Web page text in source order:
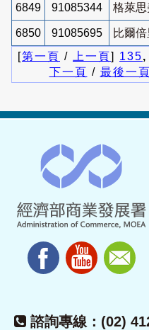
6849 91085344 格萊思
6850 91085695
比爾
[第一頁 / 上一頁] 135,
下一頁 / 最後一頁
諮詢專線：(02)